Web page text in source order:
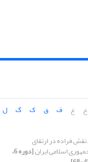
ع غ ف ق ک گ ل
فراده در ارتقای
اسلامی ایران [دوره 6،